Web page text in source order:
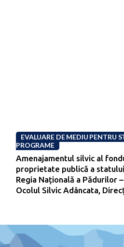
EVALUARE DE MEDIU PENTRU
PROGRAME
Amenajamentul silvic al
proprietate publică a
Regia Națională a Pădurilor
Ocolul Silvic Adâncata,